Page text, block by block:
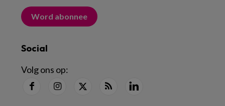
Word abonnee
Social
Volg ons op: